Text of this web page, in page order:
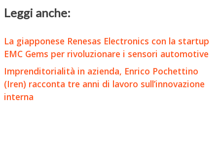
Leggi anche:
La giapponese Renesas Electronics con la startup
EMC Gems per rivoluzionare i sensori automotive
Imprenditorialità in azienda, Enrico Pochettino
(Iren) racconta tre anni di lavoro sull’innovazione
interna